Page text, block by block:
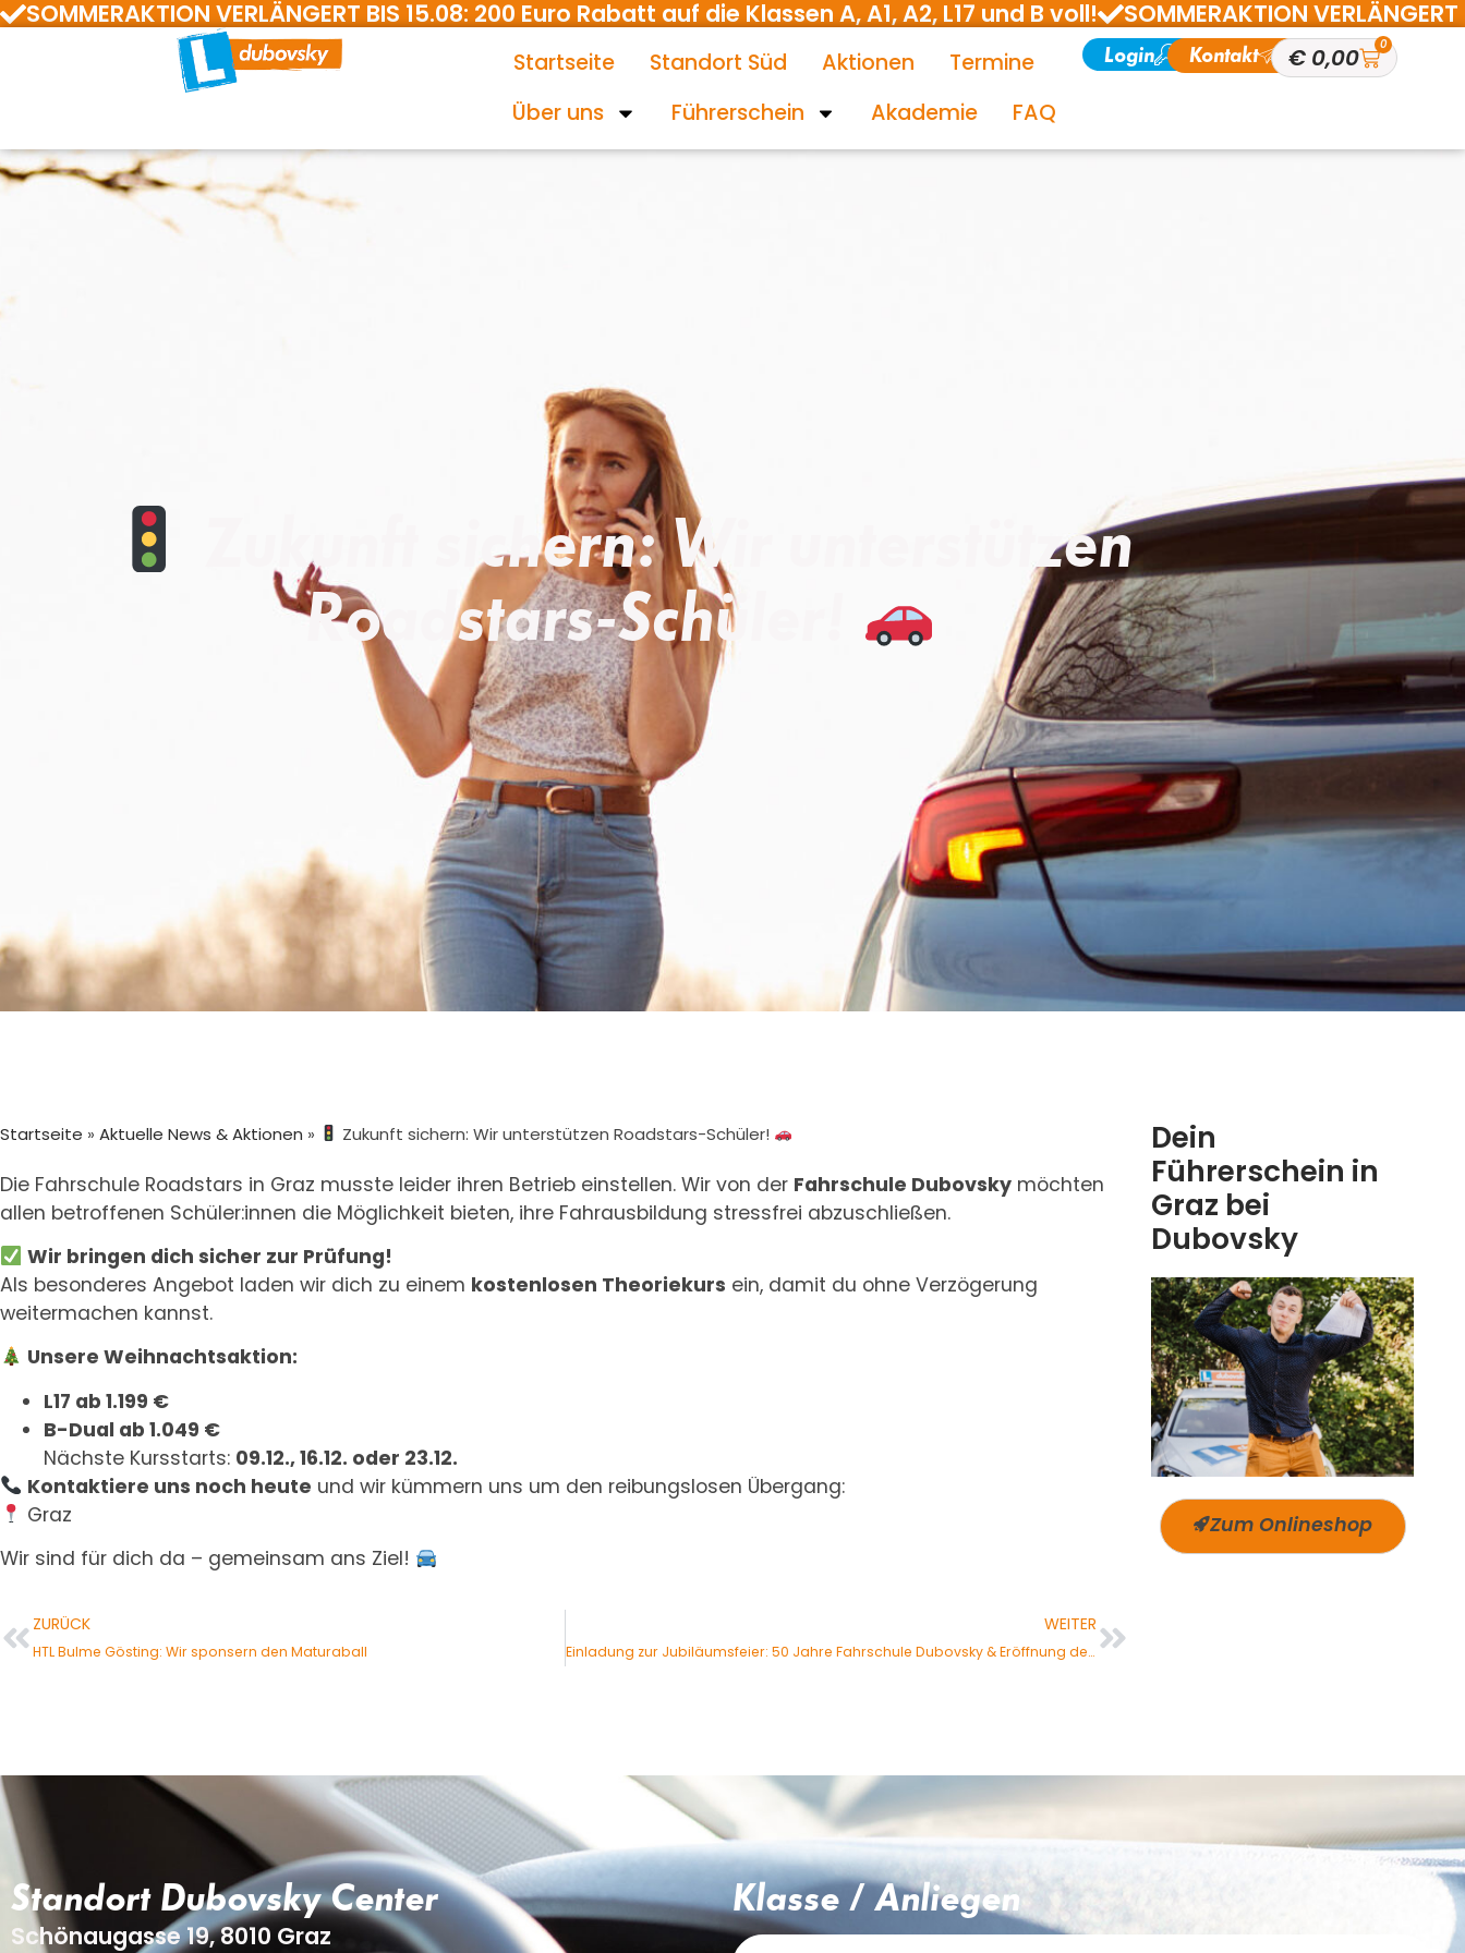
SOMMERAKTION VERLÄNGERT BIS 15.08: 200 Euro Rabatt auf die Klassen A, A1, A2, L17 und B voll! SOMMERAKTION
Startseite Standort Süd Aktionen
Termine
Über uns
Führerschein Akademie FAQ
Login Kontakt € 0,00 0
Zukunft sichern: Wir unterstützen
Roadstars-Schüler!
Startseite » Aktuelle News & Aktionen » Zukunft sichern: Wir unterstützen Roadstars-Schüler!
Die Fahrschule Roadstars in Graz musste leider ihren Betrieb einstellen. Wir von der Fahrschule Dubovsky möchten
allen betroffenen Schüler:innen die Möglichkeit bieten, ihre Fahrausbildung stressfrei abzuschließen.
Wir bringen dich sicher zur Prüfung!
Als besonderes Angebot laden wir dich zu einem kostenlosen Theoriekurs ein, damit du ohne Verzögerung
weitermachen kannst.
Unsere Weihnachtsaktion:
L17 ab 1.199 €
B-Dual ab 1.049 €
Nächste Kursstarts: 09.12., 16.12. oder 23.12.
Kontaktiere uns noch heute und wir kümmern uns um den reibungslosen Übergang:
Graz
Wir sind für dich da – gemeinsam ans Ziel!
ZURÜCK
HTL Bulme Gösting: Wir sponsern den Maturaball
WEITER
Einladung zur Jubiläumsfeier: 50 Jahre Fahrschule Dubovsky & Eröffnung der neuen Fahrschule Dubovsky Süd
Dein
Führerschein in
Graz bei
Dubovsky
Zum Onlineshop
Standort Dubovsky Center
Schönaugasse 19, 8010 Graz
Klasse / Anliegen